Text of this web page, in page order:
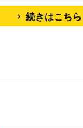
続きはこちら